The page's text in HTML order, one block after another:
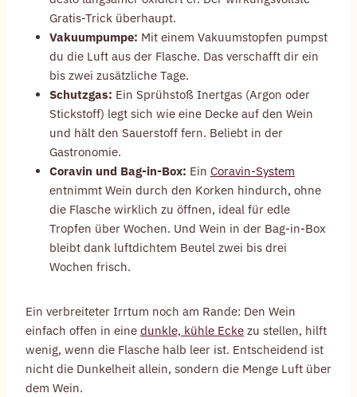
Gratis-Trick überhaupt.
Vakuumpumpe: Mit einem Vakuumstopfen pumpst
du die Luft aus der Flasche. Das verschafft dir ein
bis zwei zusätzliche Tage.
Schutzgas: Ein Sprühstoß Inertgas (Argon oder
Stickstoff) legt sich wie eine Decke auf den Wein
und hält den Sauerstoff fern. Beliebt in der
Gastronomie.
Coravin und Bag-in-Box: Ein Coravin-System
entnimmt Wein durch den Korken hindurch, ohne
die Flasche wirklich zu öffnen, ideal für edle
Tropfen über Wochen. Und Wein in der Bag-in-Box
bleibt dank luftdichtem Beutel zwei bis drei
Wochen frisch.
Ein verbreiteter Irrtum noch am Rande: Den Wein
einfach offen in eine dunkle, kühle Ecke zu stellen, hilft
wenig, wenn die Flasche halb leer ist. Entscheidend ist
nicht die Dunkelheit allein, sondern die Menge Luft über
dem Wein.